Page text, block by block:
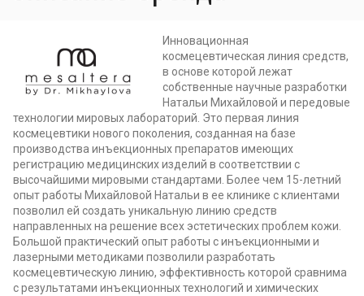
Инновационная
космецевтическая линия средств,
в основе которой лежат
собственные научные разработки
Натальи Михайловой и передовые
технологии мировых лабораторий. Это первая линия
космецевтики нового поколения, созданная на базе
производства инъекционных препаратов имеющих
регистрацию медицинских изделий в соответствии с
высочайшими мировыми стандартами. Более чем 15-летний
опыт работы Михайловой Натальи в ее клинике с клиентами
позволил ей создать уникальную линию средств
направленных на решение всех эстетических проблем кожи.
Большой практический опыт работы с инъекционными и
лазерными методиками позволили разработать
космецевтическую линию, эффективность которой сравнима
с результатами инъекционных технологий и химических